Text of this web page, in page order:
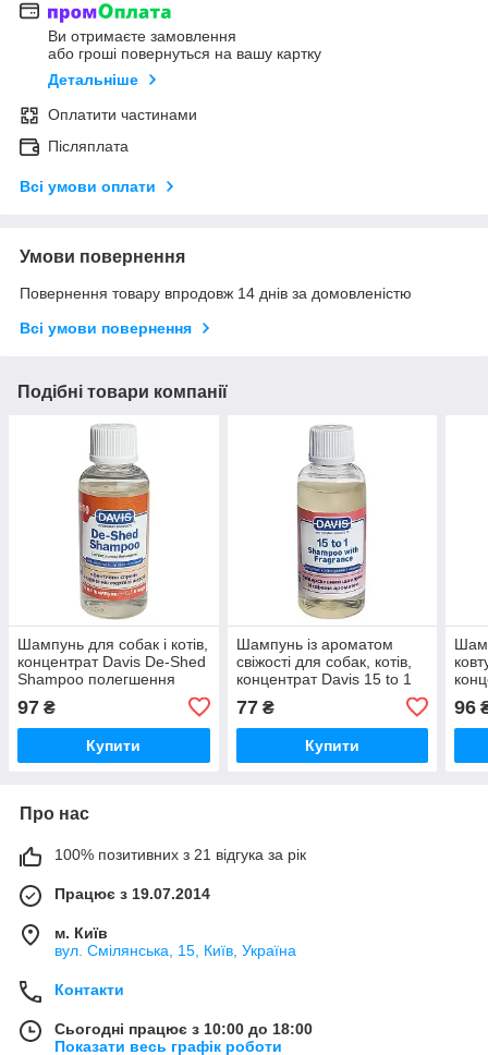
Ви отримаєте замовлення
або гроші повернуться на вашу картку
Детальніше
Оплатити частинами
Післяплата
Всі умови оплати
Умови повернення
Повернення товару впродовж 14 днів за домовленістю
Всі умови повернення
Подібні товари компанії
Шампунь для собак і котів,
концентрат Davis De-Shed
Shampoo полегшення
97 ₴
Купити
Шампунь із ароматом
свіжості для собак, котів,
концентрат Davis 15 to 1
Shampoo Fresh Fragrance
(FTOFSG)
77₴
Купити
96
Про нас
100% позитивних з 21 відгука за рік
Працює з 19.07.2014
м. Київ
вул. Смілянська, 15, Київ, Україна
Контакти
Сьогодні працює з 10:00 до 18:00
Показати весь графік роботи